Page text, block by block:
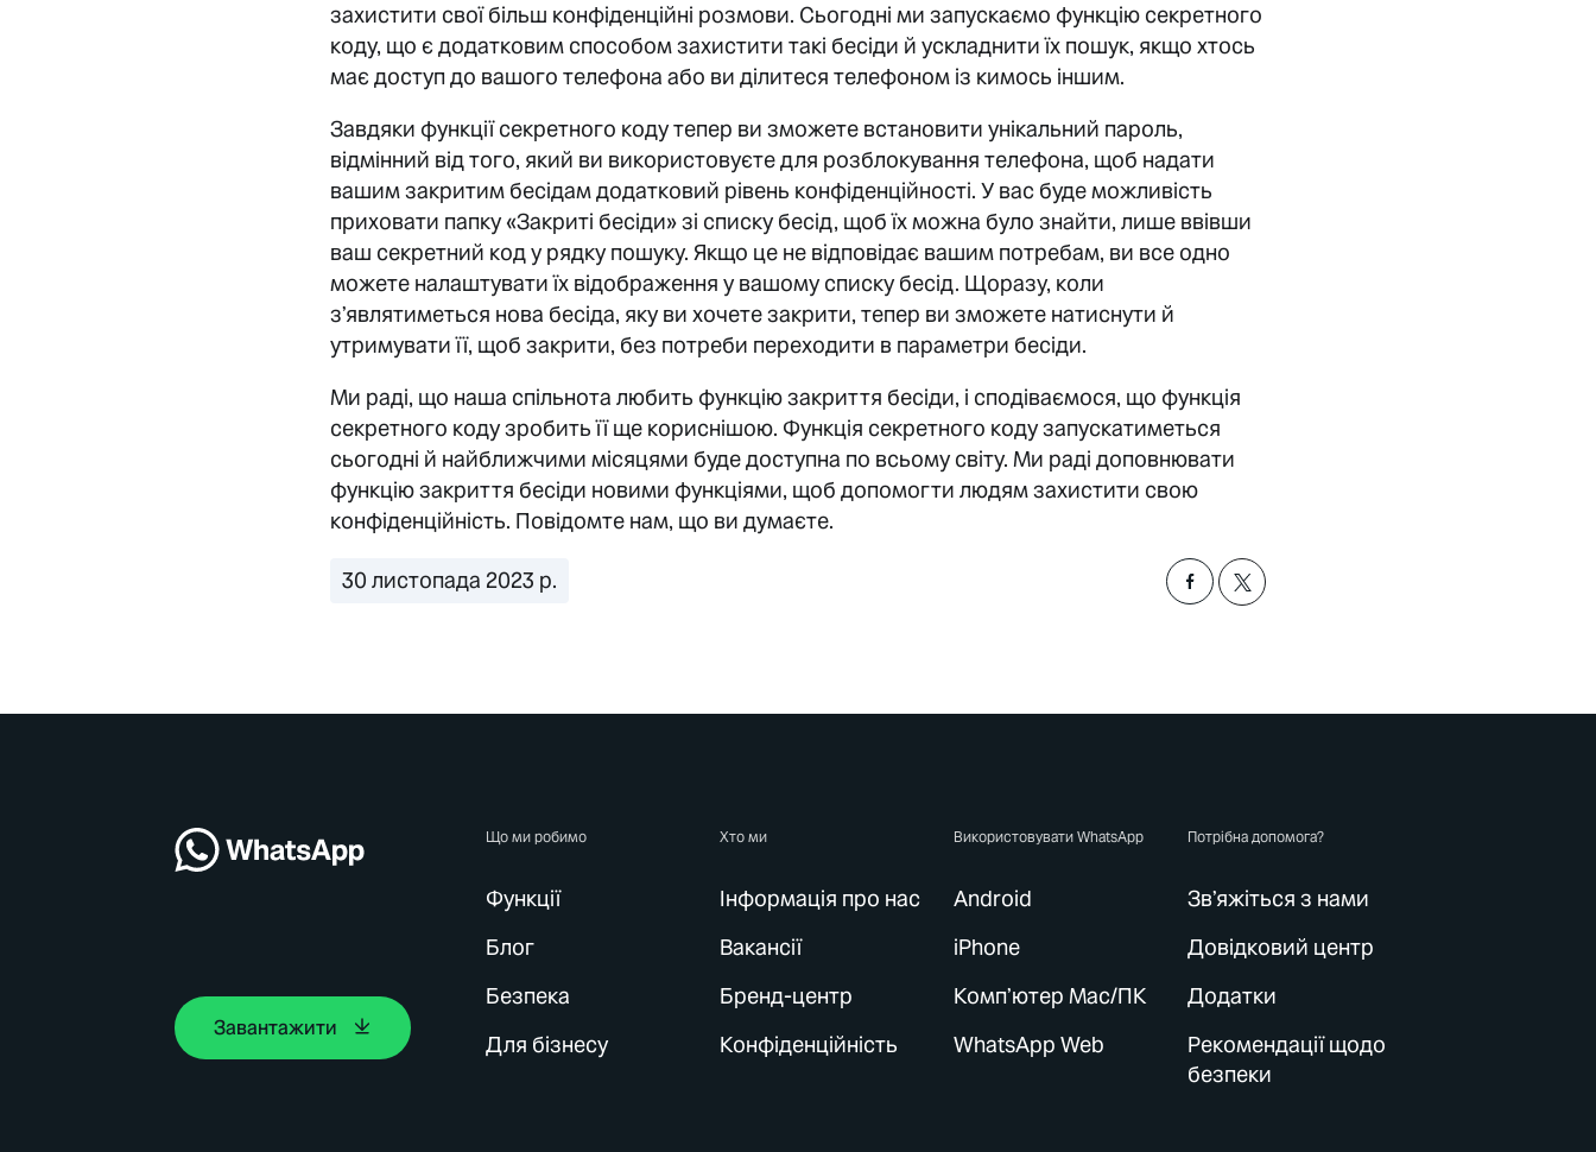
захистити свої більш конфіденційні розмови. Сьогодні ми запускаємо функцію секретного
коду, що є додатковим способом захистити такі бесіди й ускладнити їх пошук, якщо хтось
має доступ до вашого телефона або ви ділитеся телефоном із кимось іншим.
Завдяки функції секретного коду тепер ви зможете встановити унікальний пароль,
відмінний від того, який ви використовуєте для розблокування телефона, щоб надати
вашим закритим бесідам додатковий рівень конфіденційності. У вас буде можливість
приховати папку «Закриті бесіди» зі списку бесід, щоб їх можна було знайти, лише ввівши
ваш секретний код у рядку пошуку. Якщо це не відповідає вашим потребам, ви все одно
можете налаштувати їх відображення у вашому списку бесід. Щоразу, коли
з’являтиметься нова бесіда, яку ви хочете закрити, тепер ви зможете натиснути й
утримувати її, щоб закрити, без потреби переходити в параметри бесіди.
Ми раді, що наша спільнота любить функцію закриття бесіди, і сподіваємося, що функція
секретного коду зробить її ще кориснішою. Функція секретного коду запускатиметься
сьогодні й найближчими місяцями буде доступна по всьому світу. Ми раді доповнювати
функцію закриття бесіди новими функціями, щоб допомогти людям захистити свою
конфіденційність. Повідомте нам, що ви думаєте.
30 листопада 2023 р.
Завантажити
Що ми робимо
Функції
Блог
Безпека
Для бізнесу
Хто ми
Інформація про нас
Вакансії
Бренд-центр
Конфіденційність
Використовувати WhatsApp
Android
iPhone
Комп’ютер Mac/ПК
WhatsApp Web
Потрібна допомога?
Зв’яжіться з нами
Довідковий центр
Додатки
Рекомендації щодо
безпеки